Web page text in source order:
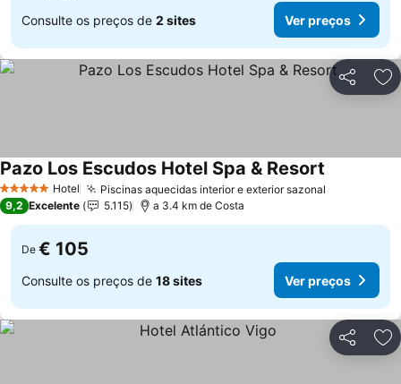
Consulte os preços de 2 sites Ver preços
Partilhar
5 Estrelas Hotel Piscinas aquecidas interior e exterior sazonal
Pazo Los Escudos Hotel Spa & Resort
9,2 Excelente 5.115 a 3.4 km de Costa
De € 105
Consulte os preços de 18 sites Ver preços
Partilhar